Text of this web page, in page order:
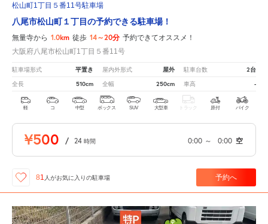
松山町1丁目５番11号駐車場
八尾市松山町１丁目の予約できる駐車場！
無量寺から 1.0km 徒歩 14～20分 予約できてオススメ！
大阪府八尾市松山町1丁目５番11号
駐車場形式 平置き 屋内外形式 屋外 駐車台数 2台
全長 510cm 全幅 250cm 車高 -
軽 コ 中型 ボックス SUV 大型車 トラック 原付 バイク
¥500 / 24 時間 0:00 ～ 0:00 空
81 人がお気に入りの駐車場 予約へ